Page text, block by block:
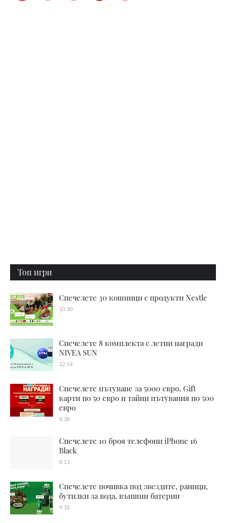
Топ игри
Спечелете 30 кошници с продукти Nestle
10:30
Спечелете 8 комплекта с летни награди
NIVEA SUN
12:54
Спечелете пътуване за 5000 евро, Gift
карти по 50 евро и тайни пътувания по 500
евро
8:38
Спечелете 10 броя телефони iPhone 16
Black
8:13
Спечелете почивка под звездите, раници,
бутилки за вода, външни батерии
9:18